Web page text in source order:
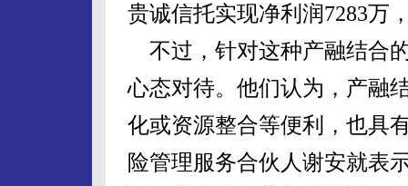
贵诚信托实现净利润7283万
不过，针对这种产融结合
心态对待。他们认为，产融
化或资源整合等便利，也具
险管理服务合伙人谢安就表